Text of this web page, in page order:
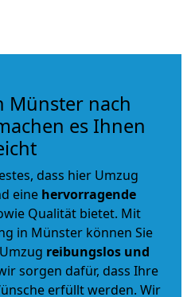
Münster nach
es Ihnen
dass hier Umzug
eine hervorragende
Qualität bietet. Mit
in Münster können Sie
reibungslos und
sorgen dafür, dass Ihre
erfüllt werden. Wir